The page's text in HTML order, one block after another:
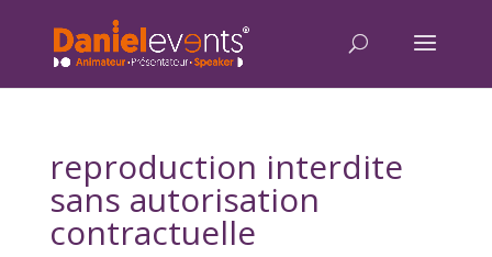
reproduction interdite
sans autorisation
contractuelle